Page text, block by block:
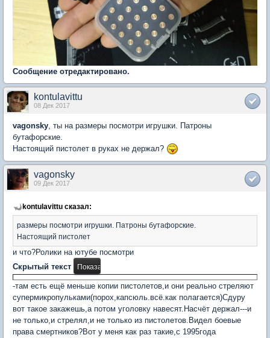
Сообщение отредактировано.
kontulavittu
08 Дек 2017
vagonsky , ты на размеры посмотри игрушки. Патроны
бутафорские.
Настоящий пистолет в руках не держал?
vagonsky
09 Дек 2017
kontulavittu сказал:
размеры посмотри игрушки. Патроны бутафорские.
Настоящий пистолет
и что?Ролики на ютубе посмотри
Скрытый текст
-там есть ещё меньше копии пистолетов,и они реально стреляют
супермикропульками(порох,капсюль.всё.как полагается)Сдуру
вот такое закажешь,а потом уголовку навесят.Насчёт держал---и
не только,и стрелял,и не только из пистолетов.Видел боевые
права смертников?Вот у меня как раз такие,с 1995года